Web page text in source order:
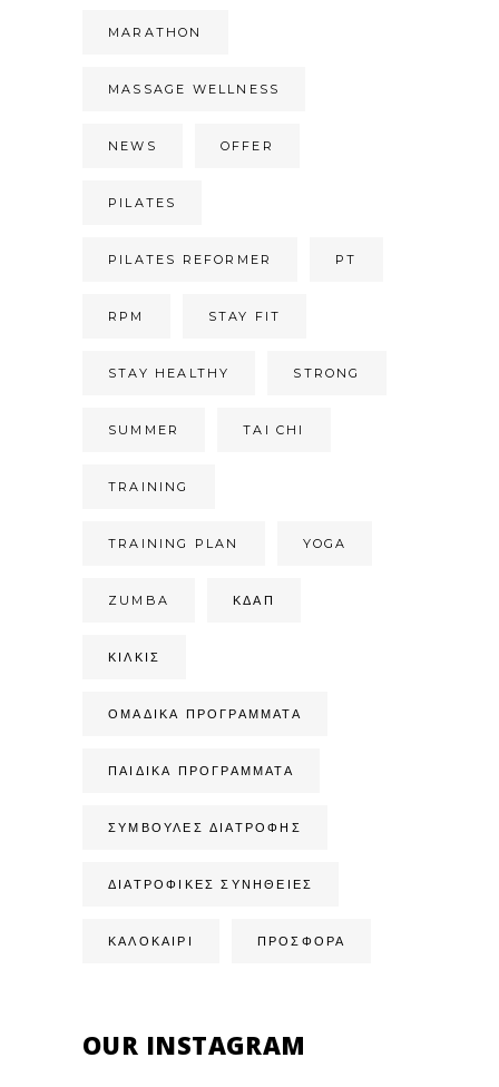
MARATHON
MASSAGE WELLNESS
NEWS OFFER
PILATES
PILATES REFORMER PT
RPM STAY FIT
STAY HEALTHY STRONG
SUMMER TAI CHI
TRAINING
TRAINING PLAN YOGA
ZUMBA ΚΔΑΠ
ΚΙΛΚΊΣ
ΟΜΑΔΙΚΆ ΠΡΟΓΡΆΜΜΑΤΑ
ΠΑΙΔΙΚΆ ΠΡΟΓΡΆΜΜΑΤΑ
ΣΥΜΒΟΥΛΈΣ ΔΙΑΤΡΟΦΉΣ
ΔΙΑΤΡΟΦΙΚΈΣ ΣΥΝΉΘΕΙΕΣ
ΚΑΛΟΚΑΙΡΙ ΠΡΟΣΦΟΡΑ
OUR INSTAGRAM